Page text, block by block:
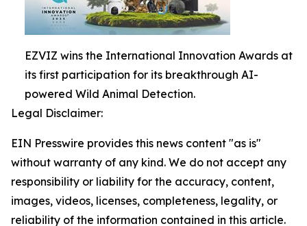
EZVIZ wins the International Innovation Awards at
its first participation for its breakthrough AI-
powered Wild Animal Detection.
Legal Disclaimer:
EIN Presswire provides this news content "as is"
without warranty of any kind. We do not accept any
responsibility or liability for the accuracy, content,
images, videos, licenses, completeness, legality, or
reliability of the information contained in this article.